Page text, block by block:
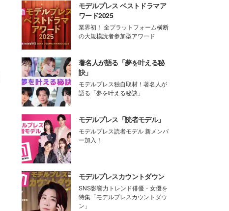
モデルプレス ベストドラマア
ワード2025
業界初！ 全プラットフォーム横断
の大規模読者参加型アワード
著名人が語る「夢を叶える秘
訣」
モデルプレス独自取材！著名人が
語る「夢を叶える秘訣」
モデルプレス「読者モデル」
モデルプレス読者モデル 新メンバ
ー加入！
モデルプレスカウントダウン
SNS影響力トレンド俳優・女優を
特集「モデルプレスカウントダウ
ン」